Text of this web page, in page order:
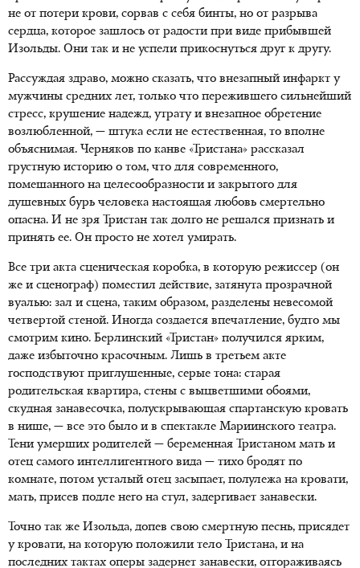
не от потери крови, сорвав с себя бинты, но от разрыва
сердца, которое зашлось от радости при виде прибывшей
Изольды. Они так и не успели прикоснуться друг к другу.
Рассуждая здраво, можно сказать, что внезапный инфаркт у
мужчины средних лет, только что пережившего сильнейший
стресс, крушение надежд, утрату и внезапное обретение
возлюбленной, — штука если не естественная, то вполне
объяснимая. Черняков по канве «Тристана» рассказал
грустную историю о том, что для современного,
помешанного на целесообразности и закрытого для
душевных бурь человека настоящая любовь смертельно
опасна. И не зря Тристан так долго не решался признать и
принять ее. Он просто не хотел умирать.
Все три акта сценическая коробка, в которую режиссер (он
же и сценограф) поместил действие, затянута прозрачной
вуалью: зал и сцена, таким образом, разделены невесомой
четвертой стеной. Иногда создается впечатление, будто мы
смотрим кино. Берлинский «Тристан» получился ярким,
даже избыточно красочным. Лишь в третьем акте
господствуют приглушенные, серые тона: старая
родительская квартира, стены с выцветшими обоями,
скудная занавесочка, полускрывающая спартанскую кровать
в нише, — все это было и в спектакле Мариинского театра.
Тени умерших родителей — беременная Тристаном мать и
отец самого интеллигентного вида — тихо бродят по
комнате, потом усталый отец засыпает, полулежа на кровати,
мать, присев подле него на стул, задергивает занавески.
Точно так же Изольда, допев свою смертную песнь, присядет
у кровати, на которую положили тело Тристана, и на
последних тактах оперы задернет занавески, отгораживаясь